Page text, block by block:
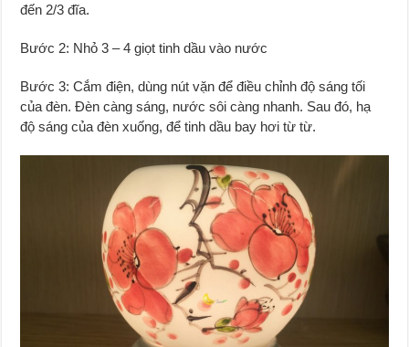
đến 2/3 đĩa.
Bước 2: Nhỏ 3 – 4 giọt tinh dầu vào nước
Bước 3: Cắm điện, dùng nút vặn để điều chỉnh độ sáng tối
của đèn. Đèn càng sáng, nước sôi càng nhanh. Sau đó, hạ
độ sáng của đèn xuống, để tinh dầu bay hơi từ từ.